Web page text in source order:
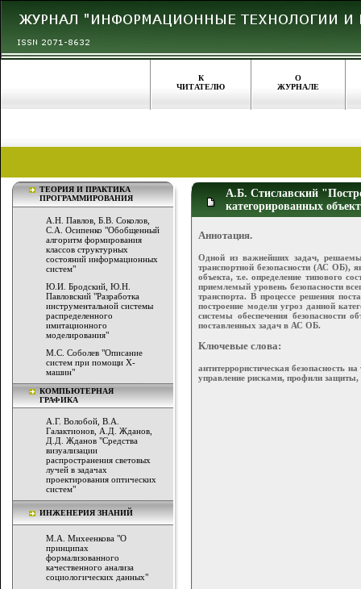
К
ЧИТАТЕЛЮ
О
ЖУРНАЛЕ
ТЕОРИЯ И ПРАКТИКА
ПРОГРАММИРОВАНИЯ
А.Н. Павлов, Б.В. Соколов,
С.А. Осипенко "Обобщенный
алгоритм формирования
классов структурных
состояний информационных
систем"
Ю.И. Бродский, Ю.Н.
Павловский "Разработка
инструментальной системы
распределенного
имитационного
моделирования"
М.С. Соболев "Описание
систем при помощи Х-
машин"
КОМПЬЮТЕРНАЯ
ГРАФИКА
А.Г. Волобой, В.А.
Галактионов, А.Д. Жданов,
Д.Д. Жданов "Средства
визуализации
распространения световых
лучей в задачах
проектирования оптических
систем"
ИНЖЕНЕРИЯ ЗНАНИЙ
М.А. Михеенкова "О
принципах
формализованного
качественного анализа
социологических данных"
А.Б. Стиславский
категорированных
Аннотация.
Одной из важнейших задач,
транспортной безопасности (АС ОБ),
объекта, т.е. определение типового
приемлемый уровень безопасности
транспорта. В процессе решения
построение модели угроз данной
системы обеспечения безопасности
поставленных задач в АС ОБ.
Ключевые слова:
антитеррористическая безопасность
управление рисками, профили защиты,